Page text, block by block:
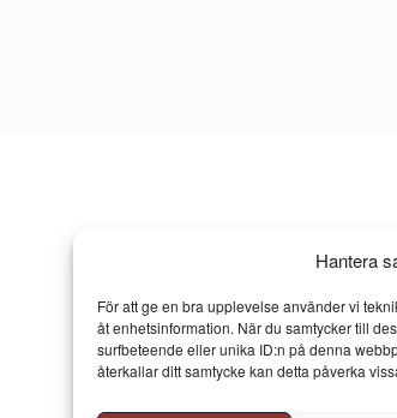
Hantera
För att ge en bra upplevelse använder vi
åt enhetsinformation. När du samtycker till
surfbeteende eller unika ID:n på denna
återkallar ditt samtycke kan detta påverka